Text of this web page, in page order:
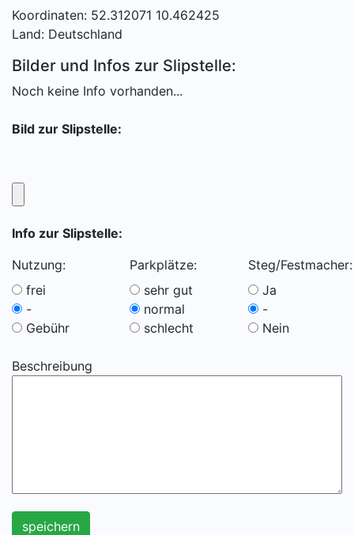
Koordinaten: 52.312071 10.462425
Land: Deutschland
Bilder und Infos zur Slipstelle:
Noch keine Info vorhanden...
Bild zur Slipstelle:
Info zur Slipstelle:
Nutzung:
frei
-
Gebühr
Parkplätze:
sehr gut
normal
schlecht
Steg/Festmacher:
Ja
-
Nein
Beschreibung
speichern